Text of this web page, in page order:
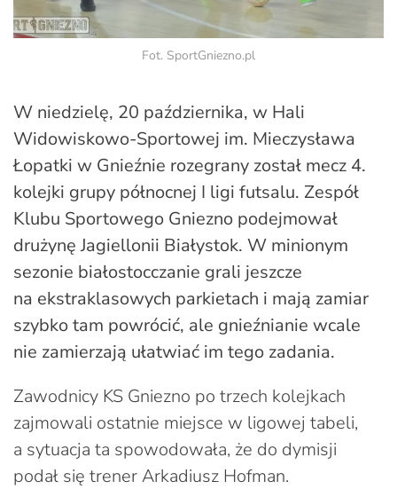
Fot. SportGniezno.pl
W niedzielę, 20 października, w Hali
Widowiskowo-Sportowej im. Mieczysława
Łopatki w Gnieźnie rozegrany został mecz 4.
kolejki grupy północnej I ligi futsalu. Zespół
Klubu Sportowego Gniezno podejmował
drużynę Jagiellonii Białystok. W minionym
sezonie białostocczanie grali jeszcze
na ekstraklasowych parkietach i mają zamiar
szybko tam powrócić, ale gnieźnianie wcale
nie zamierzają ułatwiać im tego zadania.
Zawodnicy KS Gniezno po trzech kolejkach
zajmowali ostatnie miejsce w ligowej tabeli,
a sytuacja ta spowodowała, że do dymisji
podał się trener Arkadiusz Hofman.